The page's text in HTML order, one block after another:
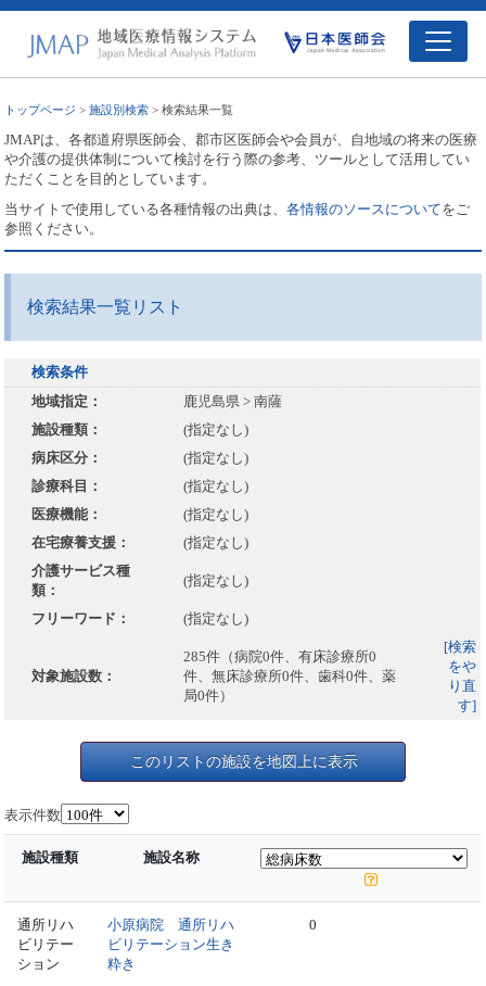
トップページ >施設別検索 > 検索結果一覧
JMAPは、各都道府県医師会、郡市区医師会や会員が、自地域の将来の医療
や介護の提供体制について検討を行う際の参考、ツールとして活用してい
ただくことを目的としています。
当サイトで使用している各種情報の出典は、各情報のソースについてをご
参照ください。
検索結果一覧リスト
検索条件
地域指定：
鹿児島県 > 南薩
施設種類：
(指定なし)
病床区分：
(指定なし)
診療科目：
(指定なし)
医療機能：
(指定なし)
在宅療養支援：
(指定なし)
介護サービス種
類：
(指定なし)
フリーワード： (指定なし)
対象施設数：
285件（病院0件、有床診療所0
件、無床診療所0件、歯科0件、薬
局0件）
[検索
をや
り直
す]
このリストの施設を地図上に表示
表示件数
施設種類 施設名称
通所リハ
ビリテー
ション
小原病院 通所リハ
ビリテーション生き
粋き
0